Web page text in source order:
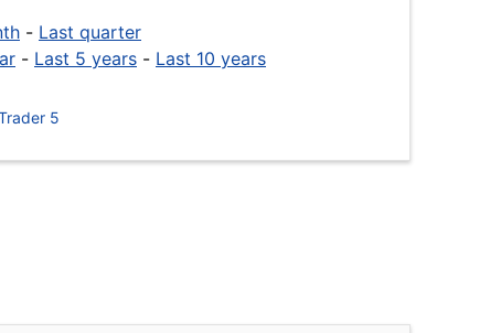
- Last quarter
- Last 5 years - Last 10 years
5